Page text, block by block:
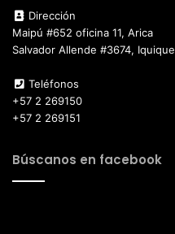
Dirección
Maipú #652 oficina 11, Arica
Salvador Allende #3674, Iquique
Teléfonos
+57 2 269150
+57 2 269151
Búscanos en facebook